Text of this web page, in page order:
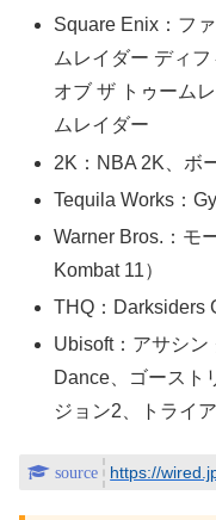
Square Enix：フ
ムレイダー ディ
オブ ザ トゥーム
ムレイダー
2K：NBA 2K、ボ
Tequila Works：
Warner Bros.：モ
Kombat 11）
THQ：Darksiders
Ubisoft：アサシン
Dance、ゴースト
ジョン2、トライ
https://